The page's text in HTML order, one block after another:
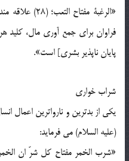
«الرغبة
فراوان برای جمع آوری مال،
پایان ناپذیر بشری] است».
شراب خواری
یکی از بدترین و نارواترین اعمال
(علیه السلام) می فرماید: